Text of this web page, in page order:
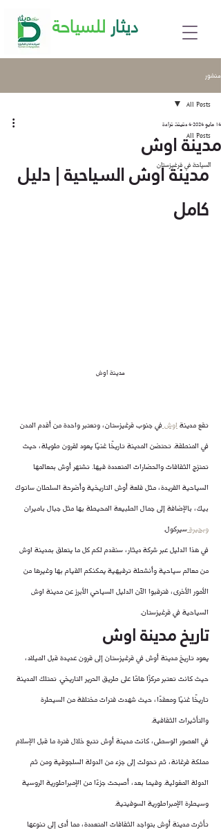
ديثار للسياحة
منشور
All Posts
السياحة في قرغيزستان
All Posts
مدينة اوش
14 مايو 2024 4 دقيقة قراءة
مدينة اوش السياحية | دليل
كامل
مدينة اوش
تقع مدينة اوش في جنوب قرغيزستان، وتعتبر واحدة من أقدم المدن
في المنطقة. تحتضن المدينة تاريخًا غنيًا يعود لقرون طويلة، حيث
تمتزج الثقافات والحضارات المتعددة فيها. تشتهر أوش بمعالمها
السياحية الفريدة، مثل قلعة أوش التاريخية وأضرحة السلطان ساتوك
بيك، بالإضافة إلى جمال الطبيعة المحيطة بها مثل جبال باميران
وبحيرة سيركول.
في هذا الدليل عبر شركة ديثار، سنقدم لكم كل ما يتعلق بمدينة اوش
من معالم سياحية وأنشطة ترفيهية يمكنكم القيام بها وغيرها من
الأمور الأخرى، فترقبوا الآن الدليل السياحي الأبرز عن مدينة اوش
السياحية في قرغيزستان.
تاريخ مدينة اوش
يعود تاريخ مدينة أوش في قرغيزستان إلى قرون عديدة قبل الميلاد،
حيث كانت تعتبر مركزًا هامًا على طريق الحرير التاريخي. تمتلك المدينة
تاريخًا غنيًا ومعقدًا، حيث شهدت فترات مختلفة من السيطرة
والتأثيرات الثقافية.
في العصور الوسطى، كانت مدينة أوش تتبع خلال فترة ما قبل الإسلام
مملكة فرغانة، ثم تحولت إلى جزء من الدولة السلجوقية ومن ثم
الدولة المغولية. وفيما بعد، أصبحت جزءًا من الإمبراطورية الروسية
وسيطرة الإمبراطورية السوفيتية.
تأثرت مدينة أوش بتواجد الثقافات المتعددة، مما أدى إلى تنوعها